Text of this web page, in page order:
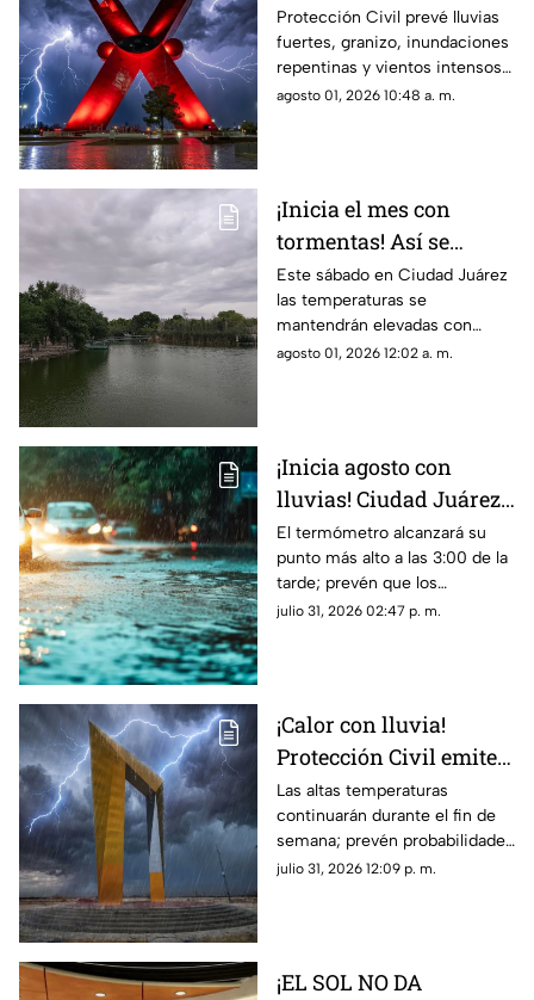
por tormentas y posible
caída de granizo este
sábado
Protección Civil prevé lluvias
fuertes, granizo, inundaciones
repentinas y vientos intensos
desde el mediodía de este
agosto 01, 2026 10:48 a. m.
¡Inicia el mes con
tormentas! Así se
espera el clima para
hoy, 1 de agosto en
Ciudad Juárez
Este sábado en Ciudad Juárez
las temperaturas se
mantendrán elevadas con
cerca de 40 grados y
agosto 01, 2026 12:02 a. m.
¡Inicia agosto con
lluvias! Ciudad Juárez
empieza este mes con
temperaturas de hasta
39°C y probabilidad de
TORMENTAS
El termómetro alcanzará su
punto más alto a las 3:00 de la
tarde; prevén que los
chubascos y tormentas se
julio 31, 2026 02:47 p. m.
¡Calor con lluvia!
Protección Civil emite
alerta preventiva por
calor extremo y
posibles tormentas
HOY en Ciudad Juárez
Las altas temperaturas
continuarán durante el fin de
semana; prevén probabilidades
de lluvia de hasta un 40 por
julio 31, 2026 12:09 p. m.
¡EL SOL NO DA